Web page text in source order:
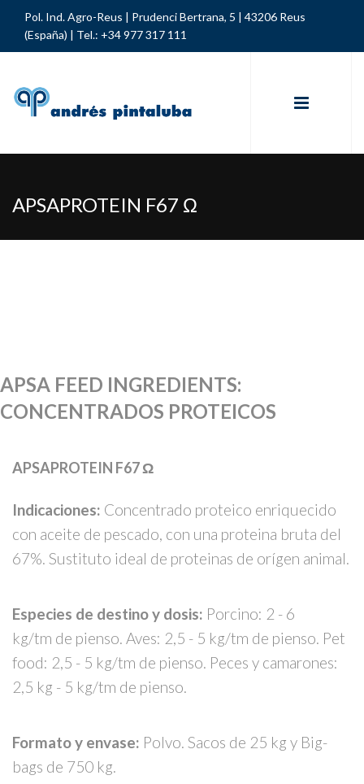
Pol. Ind. Agro-Reus | Prudenci Bertrana, 5 | 43206 Reus
(España) | Tel.: +34 977 317 111
APSAPROTEIN F67 Ω
APSA FEED INGREDIENTS:
CONCENTRADOS PROTEICOS
APSAPROTEIN F67 Ω
Indicaciones: Concentrado proteico enriquecido
con aceite de pescado, con una proteina bruta del
67%. Sustituto ideal de proteinas de orígen animal.
Especies de destino y dosis: Porcino: 2 - 6
kg/tm de pienso. Aves: 2,5 - 5 kg/tm de pienso. Pet
food: 2,5 - 5 kg/tm de pienso. Peces y camarones:
2,5 kg - 5 kg/tm de pienso.
Formato y envase: Polvo. Sacos de 25 kg y Big-
bags de 750 kg.